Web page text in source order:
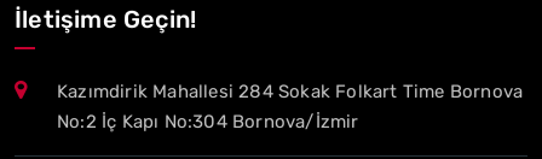
İletişime Geçin!
Kazımdirik Mahallesi 284 Sokak Folkart Time Bornova
No:2 İç Kapı No:304 Bornova/İzmir